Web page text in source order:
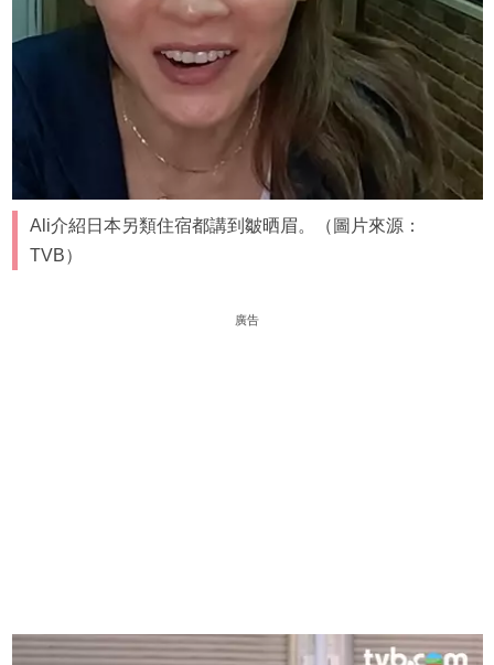
Ali介紹日本另類住宿都講到皺晒眉。（圖片來源：
TVB）
廣告